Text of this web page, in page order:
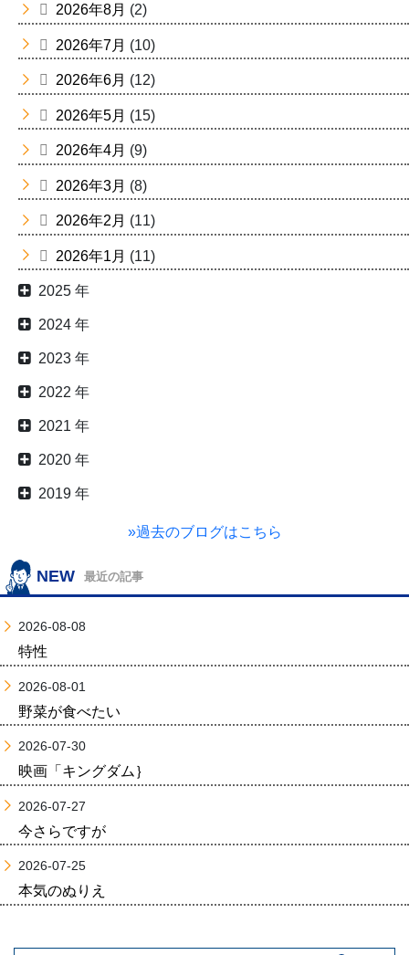
2026年8月 (2)
2026年7月 (10)
2026年6月 (12)
2026年5月 (15)
2026年4月 (9)
2026年3月 (8)
2026年2月 (11)
2026年1月 (11)
2025 年
2024 年
2023 年
2022 年
2021 年
2020 年
2019 年
»過去のブログはこちら
NEW 最近の記事
2026-08-08
特性
2026-08-01
野菜が食べたい
2026-07-30
映画「キングダム｝
2026-07-27
今さらですが
2026-07-25
本気のぬりえ